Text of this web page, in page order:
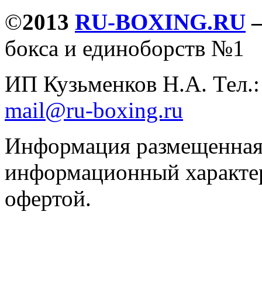
©2013 RU-BOXING.RU
бокса и единоборств №1
ИП Кузьменков Н.А.
mail@ru-boxing.ru
Информация
информационный
офертой.